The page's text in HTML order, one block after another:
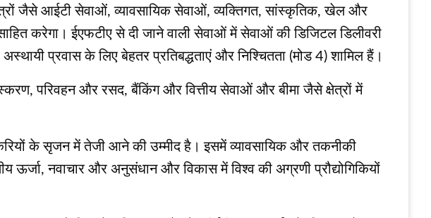
जैसे आईटी सेवाओं, व्यावसायिक सेवाओं, व्यक्तिगत, सांस्कृतिक, खेल और
करेगा। ईएफटीए से दी जाने वाली सेवाओं में सेवाओं की डिजिटल डिलीवरी
प्रवास के लिए बेहतर प्रतिबद्धताएं और निश्चितता (मोड 4) शामिल हैं।
परिवहन और रसद, बैंकिंग और वित्तीय सेवाओं और बीमा जैसे क्षेत्रों में
के सृजन में तेजी आने की उम्मीद है। इसमें व्यावसायिक और तकनीकी
ऊर्जा, नवाचार और अनुसंधान और विकास में विश्व की अग्रणी प्रौद्योगिकियों